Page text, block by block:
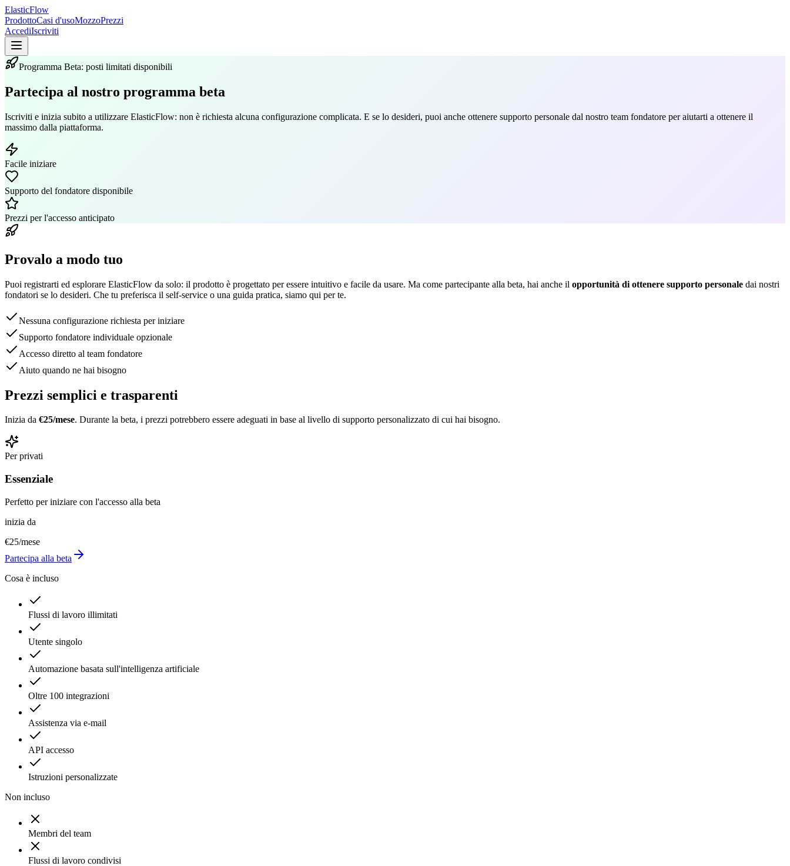
ElasticFlow
ProdottoCasi d'usoMozzoPrezzi
AccediIscriviti
Programma Beta: posti limitati disponibili
Partecipa al nostro programma beta
Iscriviti e inizia subito a utilizzare ElasticFlow: non è richiesta alcuna configurazione complicata. E se lo desideri, puoi anche ottenere supporto personale dal nostro team fondatore per aiutarti a ottenere il
massimo dalla piattaforma.
Facile iniziare
Supporto del fondatore disponibile
Prezzi per l'accesso anticipato
Provalo a modo tuo
Puoi registrarti ed esplorare ElasticFlow da solo: il prodotto è progettato per essere intuitivo e facile da usare. Ma come partecipante alla beta, hai anche il opportunità di ottenere supporto personale dai nostri
fondatori se lo desideri. Che tu preferisca il self-service o una guida pratica, siamo qui per te.
Nessuna configurazione richiesta per iniziare
Supporto fondatore individuale opzionale
Accesso diretto al team fondatore
Aiuto quando ne hai bisogno
Prezzi semplici e trasparenti
Inizia da €25/mese. Durante la beta, i prezzi potrebbero essere adeguati in base al livello di supporto personalizzato di cui hai bisogno.
Per privati
Essenziale
Perfetto per iniziare con l'accesso alla beta
inizia da
€25/mese
Partecipa alla beta
Cosa è incluso
Flussi di lavoro illimitati
Utente singolo
Automazione basata sull'intelligenza artificiale
Oltre 100 integrazioni
Assistenza via e-mail
API accesso
Istruzioni personalizzate
Non incluso
Membri del team
Flussi di lavoro condivisi